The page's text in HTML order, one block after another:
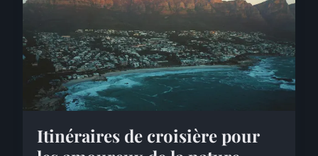
Itinéraires de croisière pour